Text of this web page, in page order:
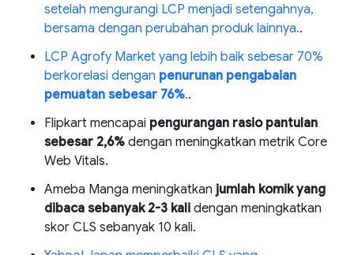
setelah mengurangi LCP menjadi setengahnya,
bersama dengan perubahan produk lainnya..
LCP Agrofy Market yang lebih baik sebesar 70%
berkorelasi dengan penurunan pengabaian
pemuatan sebesar 76%..
Flipkart mencapai pengurangan rasio pantulan
sebesar 2,6% dengan meningkatkan metrik Core
Web Vitals.
Ameba Manga meningkatkan jumlah komik yang
dibaca sebanyak 2-3 kali dengan meningkatkan
skor CLS sebanyak 10 kali.